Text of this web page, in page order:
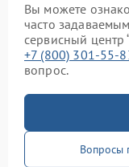
Вы можете
часто
сервисный центр
+7 (800) 301-55-
вопрос.
Вопросы